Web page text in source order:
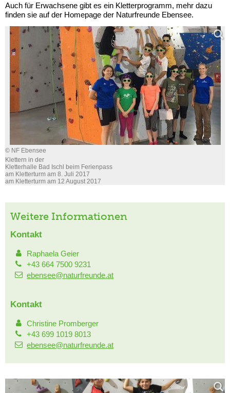
Auch für Erwachsene gibt es ein Kletterprogramm, mehr dazu
finden sie auf der Homepage der Naturfreunde Ebensee.
© NF Ebensee
Klettern in der
Kletterhalle Bad Ischl beim Ferienpass
am Kletterturm am 8. Juli 2017
am Kletterturm am 12 August 2017
Weitere Informationen
Kontakt
Raphaela Geier
+43 664 7500 9231
ebensee@naturfreunde.at
Kontakt
Christine Promberger
+43 699 1019 8013
ebensee@naturfreunde.at